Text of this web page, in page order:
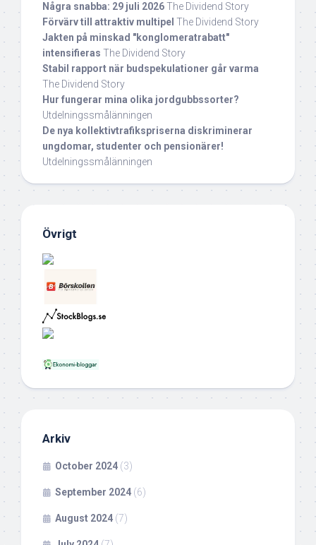
Några snabba: 29 juli 2026The Dividend Story
Förvärv till attraktiv multipel The Dividend Story
Jakten på minskad "konglomeratrabatt"
intensifieras The Dividend Story
Stabil rapport när budspekulationer går varma
The Dividend Story
Hur fungerar mina olika jordgubbssorter?
Utdelningssmålänningen
De nya kollektivtrafikspriserna diskriminerar
ungdomar, studenter och pensionärer!
Utdelningssmålänningen
Övrigt
Arkiv
October 2024 (3)
September 2024 (6)
August 2024 (7)